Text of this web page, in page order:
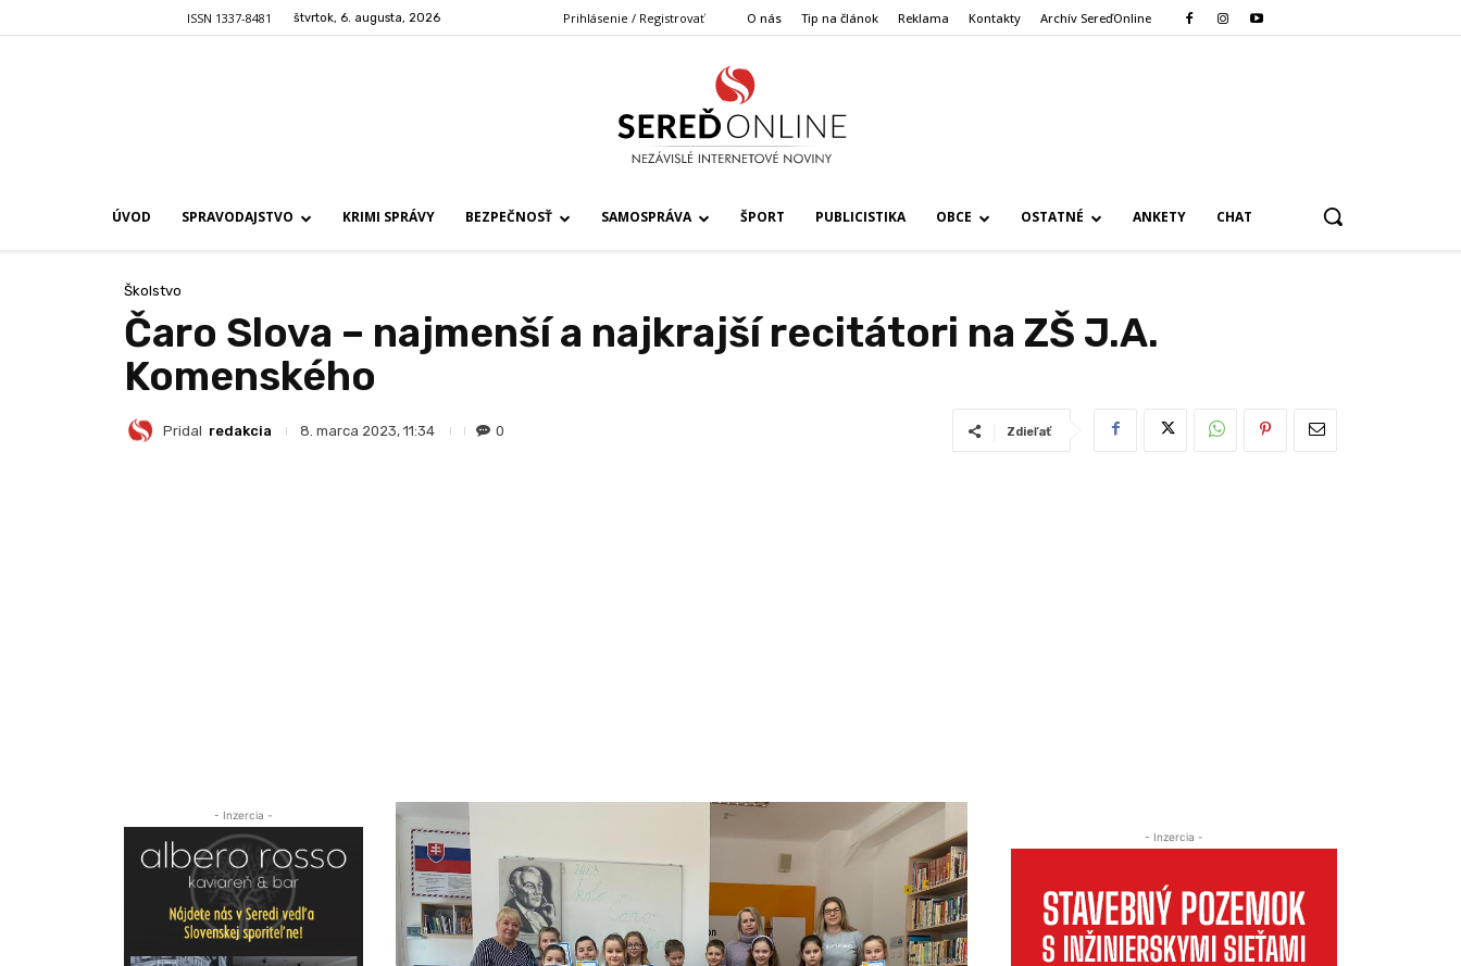
ISSN 1337-8481 štvrtok, 6. augusta, 2026 Prihlásenie / Registrovať O nás Tip na článok Reklama Kontakty Archív SereďOnline
ÚVOD SPRAVODAJSTVO KRIMI SPRÁVY BEZPEČNOSŤ SAMOSPRÁVA ŠPORT PUBLICISTIKA OBCE OSTATNÉ ANKETY CHAT
Školstvo
Čaro Slova – najmenší a najkrajší recitátori na ZŠ J.A.
Komenského
Pridal redakcia 8. marca 2023, 11:34 0 Zdieľať
- Inzercia -
- Inzercia -